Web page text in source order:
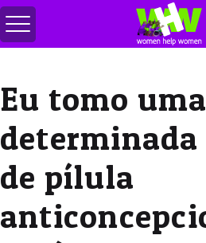
Alternar
menu
Eu tomo uma
determinada
de pílula